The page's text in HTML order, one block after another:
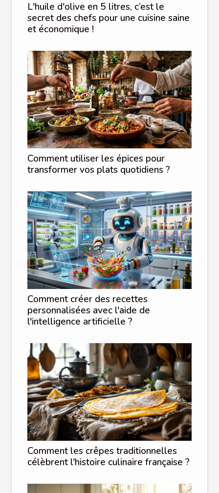
L'huile d'olive en 5 litres, c’est le
secret des chefs pour une cuisine saine
et économique !
Comment utiliser les épices pour
transformer vos plats quotidiens ?
Comment créer des recettes
personnalisées avec l'aide de
l'intelligence artificielle ?
Comment les crêpes traditionnelles
célèbrent l'histoire culinaire française ?